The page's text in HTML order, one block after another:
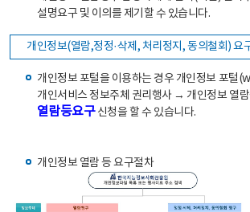
설명요구 및 이의를 제기할 수 있습니다.
개인정보(열람,정정·삭제, 처리정지, 동의철회) 요
개인정보 포털을 이용하는 경우 개인정보 포
개인서비스 정보주체 권리행사 → 개인정보 열
열람등요구신청을 할 수 있습니다.
개인정보 열람 등 요구절차